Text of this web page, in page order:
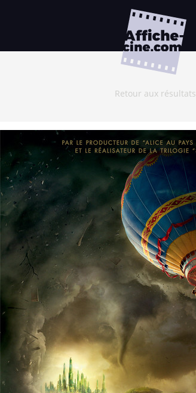
Retour aux résultats